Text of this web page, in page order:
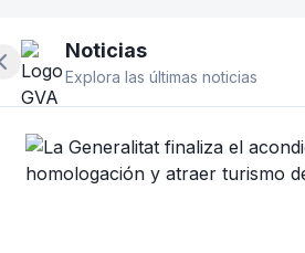
Ocultar panel lateral
Noticias
Explora las últimas noticias